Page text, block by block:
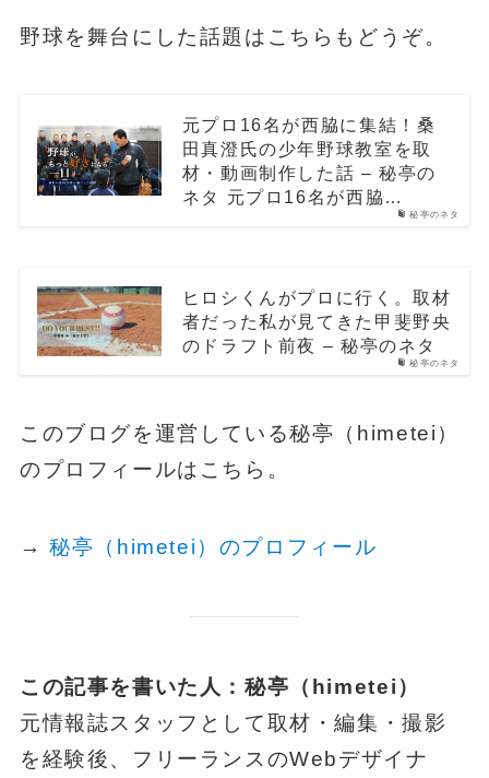
野球を舞台にした話題はこちらもどうぞ。
秘亭のネタ
元プロ16名が西脇に集結！桑
田真澄氏の少年野球教室を取
材・動画制作した話 – 秘亭の
ネタ 元プロ16名が西脇…
秘亭のネタ
ヒロシくんがプロに行く。取材
者だった私が見てきた甲斐野央
のドラフト前夜 – 秘亭のネタ
このブログを運営している秘亭（himetei）
のプロフィールはこちら。
→秘亭（himetei）のプロフィール
この記事を書いた人：秘亭（himetei）
元情報誌スタッフとして取材・編集・撮影
を経験後、フリーランスのWebデザイナ